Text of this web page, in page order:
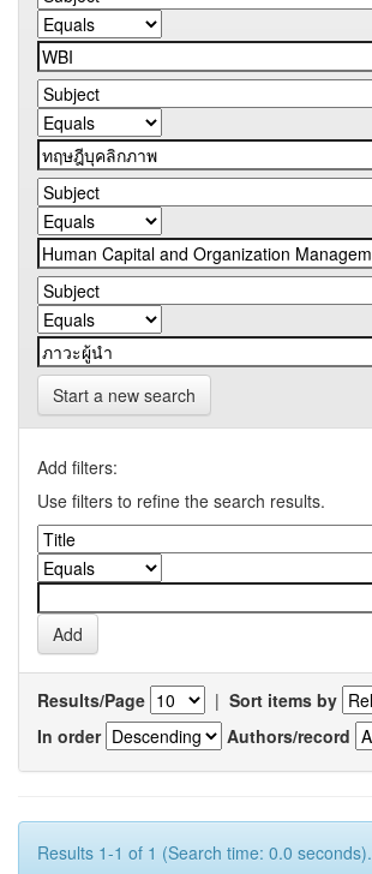
Start a new search
Add filters:
Use filters to refine the search results.
Results/Page | Sort items by
In order
Authors/record
Results 1-1 of 1 (Search time: 0.0 seconds).